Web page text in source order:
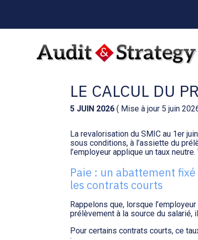
sub-
header
Aller
LE CALCUL DU
5 JUIN 2026 ( Mise à jour 5 juin
La revalorisation du SMIC au 1er
sous conditions, à l’assiette du
l’employeur applique un taux
Paie : un abattement
les contrats courts
Rappelons que, lorsque
prélèvement à la source du salarié,
Pour certains contrats courts, ce